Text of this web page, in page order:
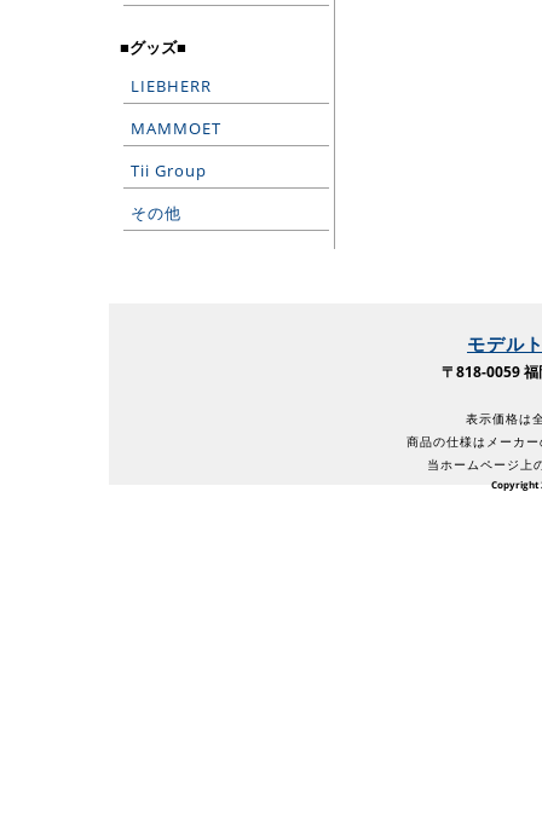
■グッズ■
LIEBHERR
MAMMOET
Tii Group
その他
モデル
〒818-0059
表示価格は
商品の仕様はメーカ
当ホームページ上
Copyright